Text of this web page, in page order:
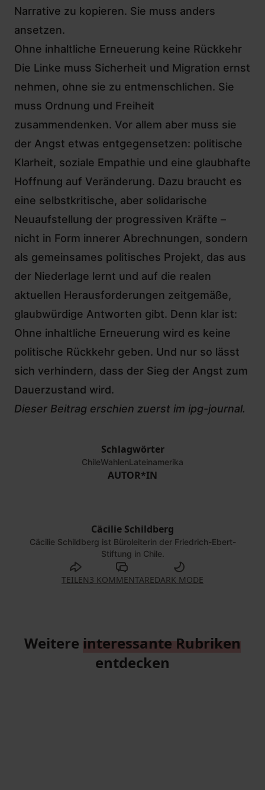
Narrative zu kopieren. Sie muss anders
ansetzen.
Ohne inhaltliche Erneuerung keine Rückkehr
Die Linke muss Sicherheit und Migration ernst
nehmen, ohne sie zu entmenschlichen. Sie
muss Ordnung und Freiheit
zusammendenken. Vor allem aber muss sie
der Angst etwas entgegensetzen: politische
Klarheit, soziale Empathie und eine glaubhafte
Hoffnung auf Veränderung. Dazu braucht es
eine selbstkritische, aber solidarische
Neuaufstellung der progressiven Kräfte –
nicht in Form innerer Abrechnungen, sondern
als gemeinsames politisches Projekt, das aus
der Niederlage lernt und auf die realen
aktuellen Herausforderungen zeitgemäße,
glaubwürdige Antworten gibt. Denn klar ist:
Ohne inhaltliche Erneuerung wird es keine
politische Rückkehr geben. Und nur so lässt
sich verhindern, dass der Sieg der Angst zum
Dauerzustand wird.
Dieser Beitrag erschien zuerst im ipg-journal.
Schlagwörter
ChileWahlenLateinamerika
AUTOR*IN
Cäcilie Schildberg
Cäcilie Schildberg ist Büroleiterin der Friedrich-Ebert-
Stiftung in Chile.
TEILEN3 KOMMENTAREDARK MODE
Weitere interessante Rubriken
entdecken